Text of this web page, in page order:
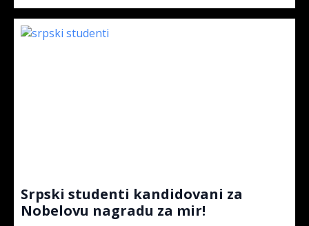
Srpski studenti kandidovani za
Nobelovu nagradu za mir!